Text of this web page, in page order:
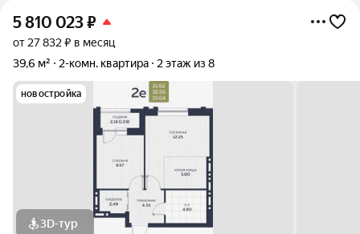
5 810 023₽
от 27 832 ₽ в месяц
39,6 м²
2-комн. квартира 2 этаж из 8
новостройка
3D-тур